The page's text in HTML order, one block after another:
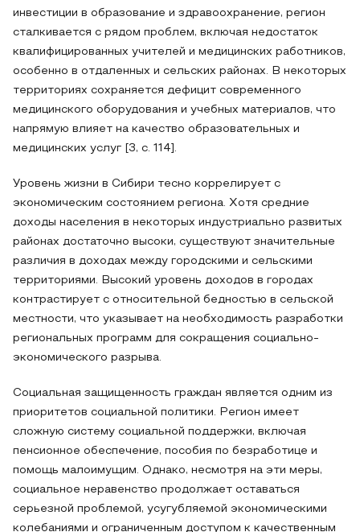
инвестиции в образование и здравоохранение, регион
сталкивается с рядом проблем, включая недостаток
квалифицированных учителей и медицинских работников,
особенно в отдаленных и сельских районах. В некоторых
территориях сохраняется дефицит современного
медицинского оборудования и учебных материалов, что
напрямую влияет на качество образовательных и
медицинских услуг [3, c. 114].
Уровень жизни в Сибири тесно коррелирует с
экономическим состоянием региона. Хотя средние
доходы населения в некоторых индустриально развитых
районах достаточно высоки, существуют значительные
различия в доходах между городскими и сельскими
территориями. Высокий уровень доходов в городах
контрастирует с относительной бедностью в сельской
местности, что указывает на необходимость разработки
региональных программ для сокращения социально-
экономического разрыва.
Социальная защищенность граждан является одним из
приоритетов социальной политики. Регион имеет
сложную систему социальной поддержки, включая
пенсионное обеспечение, пособия по безработице и
помощь малоимущим. Однако, несмотря на эти меры,
социальное неравенство продолжает оставаться
серьезной проблемой, усугубляемой экономическими
колебаниями и ограниченным доступом к качественным